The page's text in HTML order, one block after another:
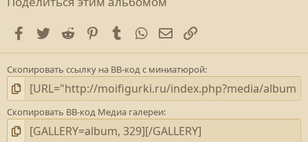
Facebook
TwitterReddit PinterestTumblrWhatsApp
E-mailСсылка
Скопировать ссылку на BB-код с миниатюрой
Скопировать BB-код Медиа галереи